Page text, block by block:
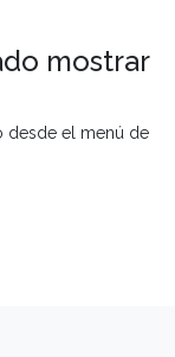
mostrar
desde el menú de